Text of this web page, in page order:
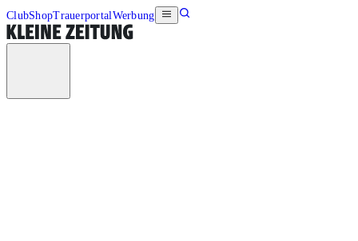
ClubShopTrauerportalWerbung